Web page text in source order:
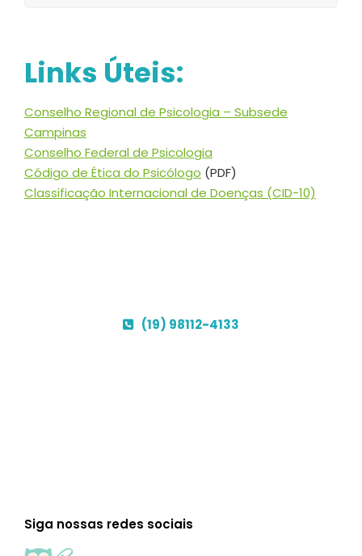
Links Úteis:
Conselho Regional de Psicologia – Subsede
Campinas
Conselho Federal de Psicologia
Código de Ética do Psicólogo (PDF)
Classificação Internacional de Doenças (CID-10)
(19) 98112-4133
Siga nossas redes sociais